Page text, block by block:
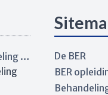
Workshop verkorte voetreflex behandeling Eindhoven
De BER
BER